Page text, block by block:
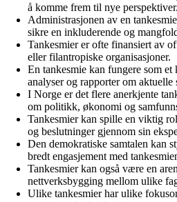
å komme frem til nye perspektiver.
Administrasjonen av en
sikre en inkluderende og
Tankesmier er ofte finansiert av
eller filantropiske organisasjoner.
En tankesmie kan fungere som
analyser og rapporter om aktuelle
I Norge er det flere anerkjente
om politikk, økonomi og
Tankesmier kan spille en viktig
og beslutninger gjennom sin
Den demokratiske samtalen kan
bredt engasjement med
Tankesmier kan også være en
nettverksbygging mellom ulike
Ulike tankesmier har ulike